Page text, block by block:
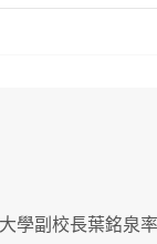
學副校長葉銘泉